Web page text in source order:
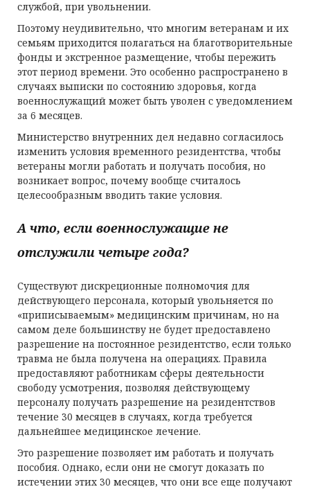
службой, при увольнении.
Поэтому неудивительно, что многим ветеранам и их
семьям приходится полагаться на благотворительные
фонды и экстренное размещение, чтобы пережить
этот период времени. Это особенно распространено в
случаях выписки по состоянию здоровья, когда
военнослужащий может быть уволен с уведомлением
за 6 месяцев.
Министерство внутренних дел недавно согласилось
изменить условия временного резидентства, чтобы
ветераны могли работать и получать пособия, но
возникает вопрос, почему вообще считалось
целесообразным вводить такие условия.
А что, если военнослужащие не
отслужили четыре года?
Существуют дискреционные полномочия для
действующего персонала, который увольняется по
«приписываемым» медицинским причинам, но на
самом деле большинству не будет предоставлено
разрешение на постоянное резидентство, если только
травма не была получена на операциях. Правила
предоставляют работникам сферы деятельности
свободу усмотрения, позволяя действующему
персоналу получать разрешение на резидентствов
течение 30 месяцев в случаях, когда требуется
дальнейшее медицинское лечение.
Это разрешение позволяет им работать и получать
пособия. Однако, если они не смогут доказать по
истечении этих 30 месяцев, что они все еще получают